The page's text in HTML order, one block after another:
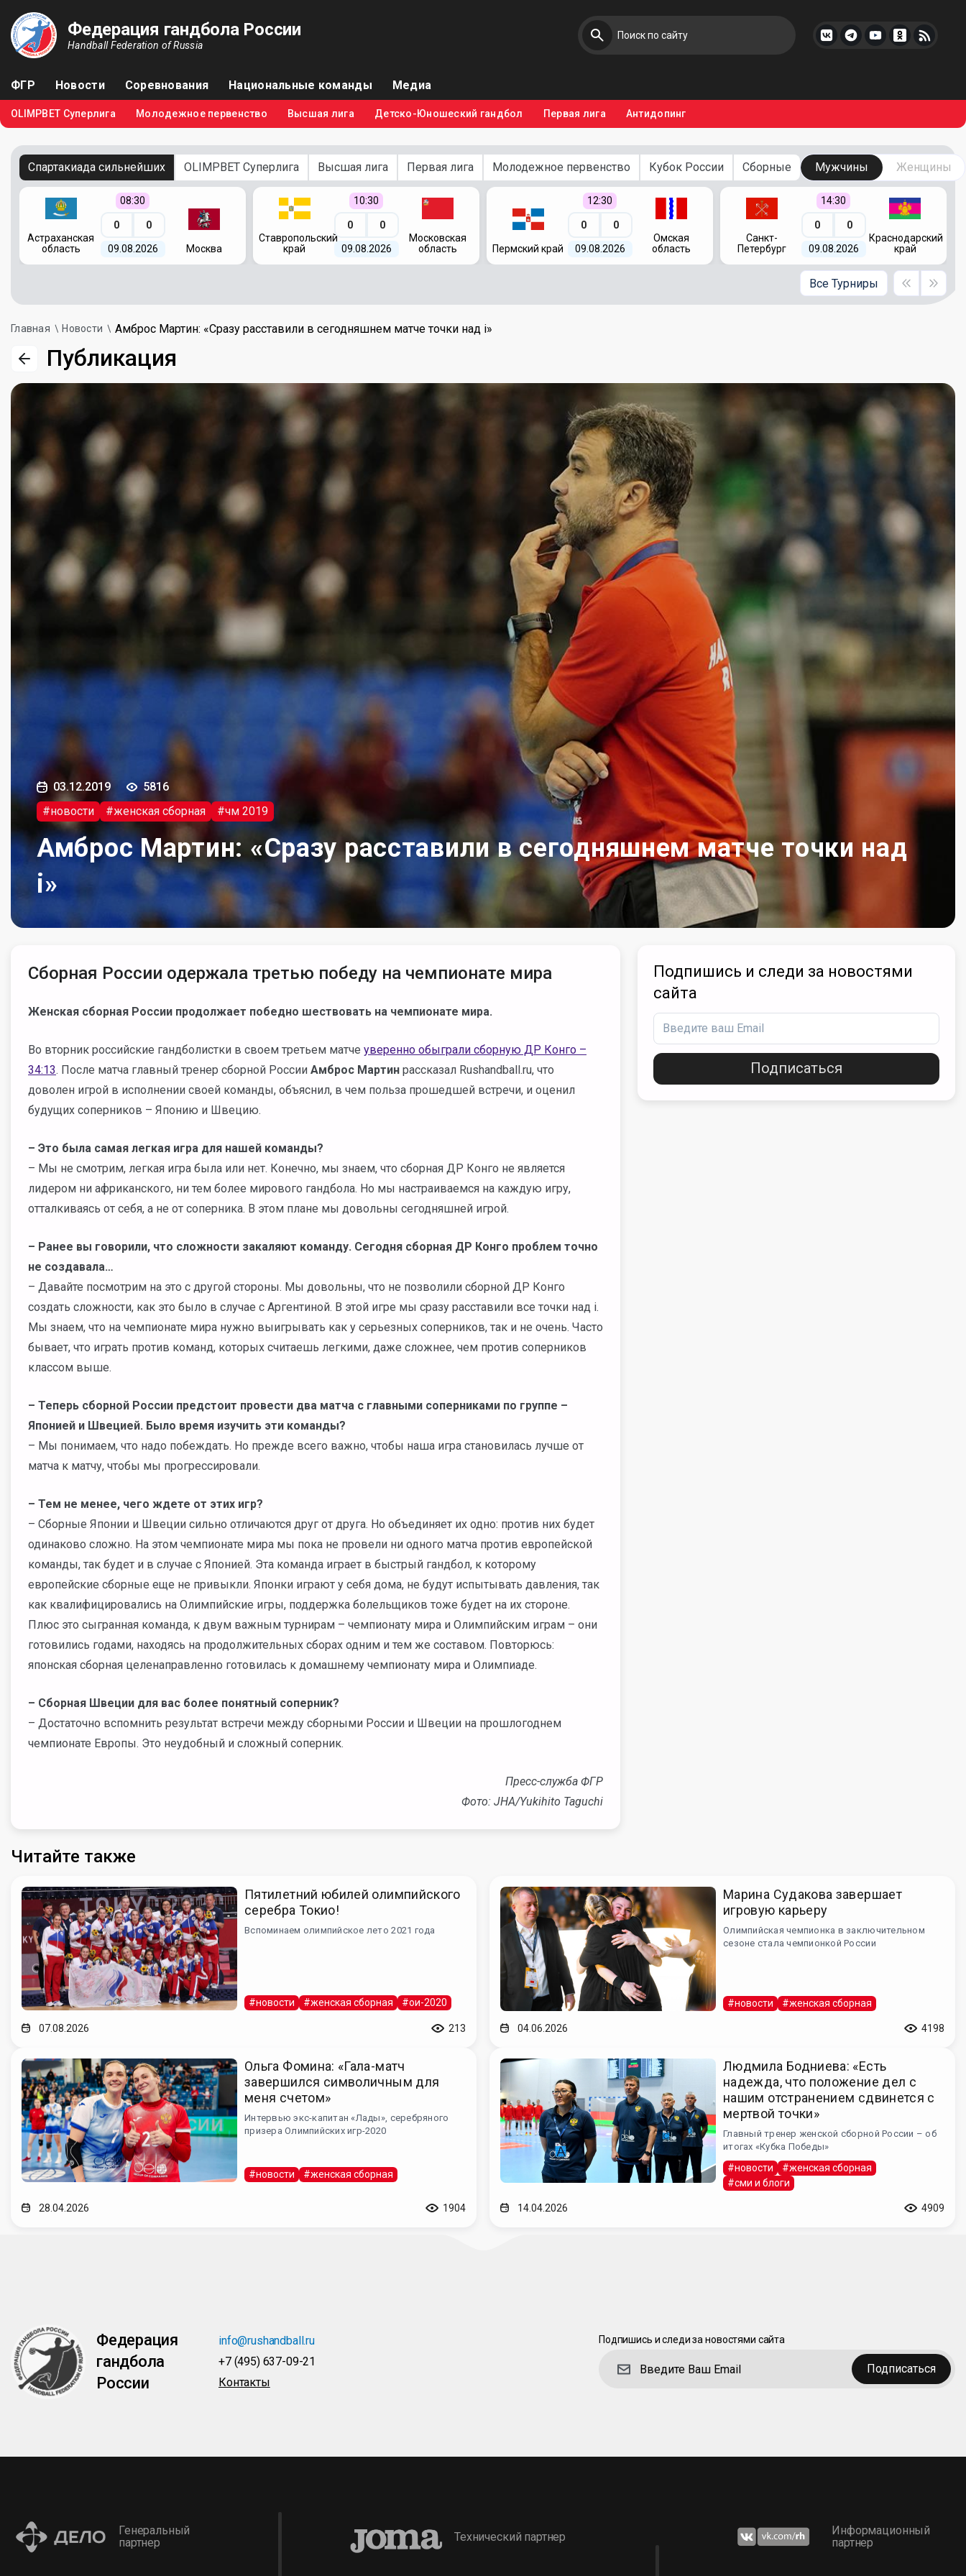
Федерация гандбола России
Handball Federation of Russia
ФГР Новости Соревнования Национальные команды Медиа
OLIMPBET Суперлига Молодежное первенство Высшая лига Детско-Юношеский гандбол Первая лига Антидопинг
Спартакиада сильнейших OLIMPBET Суперлига Высшая лига Первая лига Молодежное первенство Кубок России Сборные Мужчины Женщины
Астраханская
область
08:30
0 0
09.08.2026 Москва
Ставропольский
край
10:30
0 0
09.08.2026
Московская
область
Пермский край
12:30
0 0
09.08.2026
Омская
область
Санкт-
Петербург
14:30
0 0
09.08.2026
Краснодарский
край
Все Турниры
Главная Новости Амброс Мартин: «Сразу расставили в сегодняшнем матче точки над i»
Публикация
03.12.2019
5816
#новости
#женская сборная #чм 2019
Амброс Мартин: «Сразу расставили в сегодняшнем матче точки над
i»
Сборная России одержала третью победу на чемпионате мира
Женская сборная России продолжает победно шествовать на чемпионате мира.
Во вторник российские гандболистки в своем третьем матче уверенно обыграли сборную ДР Конго –
34:13. После матча главный тренер сборной России Амброс Мартин рассказал Rushandball.ru, что
доволен игрой в исполнении своей команды, объяснил, в чем польза прошедшей встречи, и оценил
будущих соперников – Японию и Швецию.
– Это была самая легкая игра для нашей команды?
– Мы не смотрим, легкая игра была или нет. Конечно, мы знаем, что сборная ДР Конго не является
лидером ни африканского, ни тем более мирового гандбола. Но мы настраиваемся на каждую игру,
отталкиваясь от себя, а не от соперника. В этом плане мы довольны сегодняшней игрой.
– Ранее вы говорили, что сложности закаляют команду. Сегодня сборная ДР Конго проблем точно
не создавала…
– Давайте посмотрим на это с другой стороны. Мы довольны, что не позволили сборной ДР Конго
создать сложности, как это было в случае с Аргентиной. В этой игре мы сразу расставили все точки над i.
Мы знаем, что на чемпионате мира нужно выигрывать как у серьезных соперников, так и не очень. Часто
бывает, что играть против команд, которых считаешь легкими, даже сложнее, чем против соперников
классом выше.
– Теперь сборной России предстоит провести два матча с главными соперниками по группе –
Японией и Швецией. Было время изучить эти команды?
– Мы понимаем, что надо побеждать. Но прежде всего важно, чтобы наша игра становилась лучше от
матча к матчу, чтобы мы прогрессировали.
– Тем не менее, чего ждете от этих игр?
– Сборные Японии и Швеции сильно отличаются друг от друга. Но объединяет их одно: против них будет
одинаково сложно. На этом чемпионате мира мы пока не провели ни одного матча против европейской
команды, так будет и в случае с Японией. Эта команда играет в быстрый гандбол, к которому
европейские сборные еще не привыкли. Японки играют у себя дома, не будут испытывать давления, так
как квалифицировались на Олимпийские игры, поддержка болельщиков тоже будет на их стороне.
Плюс это сыгранная команда, к двум важным турнирам – чемпионату мира и Олимпийским играм – они
готовились годами, находясь на продолжительных сборах одним и тем же составом. Повторюсь:
японская сборная целенаправленно готовилась к домашнему чемпионату мира и Олимпиаде.
– Сборная Швеции для вас более понятный соперник?
– Достаточно вспомнить результат встречи между сборными России и Швеции на прошлогоднем
чемпионате Европы. Это неудобный и сложный соперник.
Пресс-служба ФГР
Фото: JHA/Yukihito Taguchi
Подпишись и следи за новостями
сайта
Подписаться
Читайте также
Пятилетний юбилей олимпийского
серебра Токио!
Вспоминаем олимпийское лето 2021 года
#новости #женская сборная #ои-2020
07.08.2026 213
Марина Судакова завершает
игровую карьеру
Олимпийская чемпионка в заключительном
сезоне стала чемпионкой России
#новости #женская сборная
04.06.2026 4198
Ольга Фомина: «Гала-матч
завершился символичным для
меня счетом»
Интервью экс-капитан «Лады», серебряного
призера Олимпийских игр-2020
#новости #женская сборная
28.04.2026 1904
Людмила Бодниева: «Есть
надежда, что положение дел с
нашим отстранением сдвинется с
мертвой точки»
Главный тренер женской сборной России – об
итогах «Кубка Победы»
#новости
#женская сборная
#сми и блоги
14.04.2026 4909
Федерация
гандбола
России
info@rushandball.ru
+7 (495) 637-09-21
Контакты
Подпишись и следи за новостями сайта
Подписаться
Генеральный
партнер
Технический партнер
Информационный
партнер